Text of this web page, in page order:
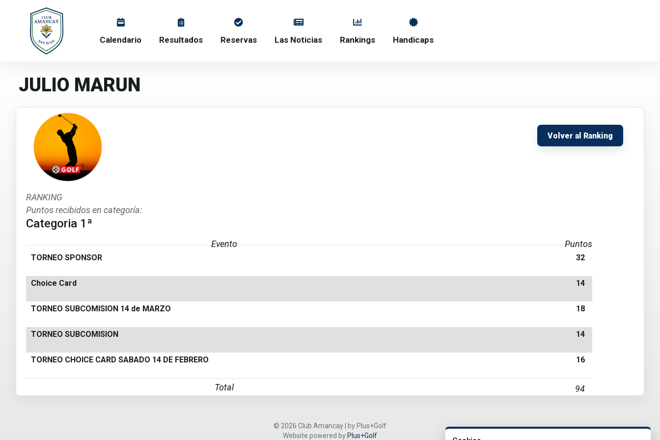
Calendario Resultados Reservas Las Noticias Rankings Handicaps
JULIO MARUN
Volver al Ranking
RANKING
Puntos recibidos en categoría:
Categoria 1ª
Evento Puntos
TORNEO SPONSOR 32
Choice Card 14
TORNEO SUBCOMISION 14 de MARZO 18
TORNEO SUBCOMISION 14
TORNEO CHOICE CARD SABADO 14 DE FEBRERO 16
Total 94
© 2026 Club Amancay | by Plus+Golf
Website powered by Plus+Golf